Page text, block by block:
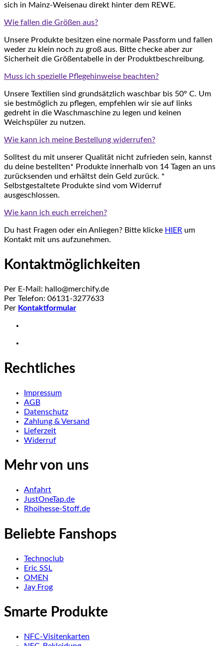
sich in Mainz-Weisenau direkt hinter dem REWE.
Wie fallen die Größen aus?
Unsere Produkte besitzen eine normale Passform und fallen
weder zu klein noch zu groß aus. Bitte checke aber zur
Sicherheit die Größentabelle in der Produktbeschreibung.
Muss ich spezielle Pflegehinweise beachten?
Unsere Textilien sind grundsätzlich waschbar bis 50° C. Um
sie bestmöglich zu pflegen, empfehlen wir sie auf links
gedreht in die Waschmaschine zu legen und keinen
Weichspüler zu nutzen.
Wie kann ich meine Bestellung widerrufen?
Solltest du mit unserer Qualität nicht zufrieden sein, kannst
du deine bestellten* Produkte innerhalb von 14 Tagen an uns
zurücksenden und erhältst dein Geld zurück. *
Selbstgestaltete Produkte sind vom Widerruf
ausgeschlossen.
Wie kann ich euch erreichen?
Du hast Fragen oder ein Anliegen? Bitte klicke HIER um
Kontakt mit uns aufzunehmen.
Kontaktmöglichkeiten
Per E-Mail: hallo@merchify.de
Per Telefon: 06131-3277633
Per Kontaktformular
Rechtliches
Impressum
AGB
Datenschutz
Zahlung & Versand
Lieferzeit
Widerruf
Mehr von uns
Anfahrt
JustOneTap.de
Rhoihesse-Stoff.de
Beliebte Fanshops
Technoclub
Eric SSL
OMEN
Jay Frog
Smarte Produkte
NFC-Visitenkarten